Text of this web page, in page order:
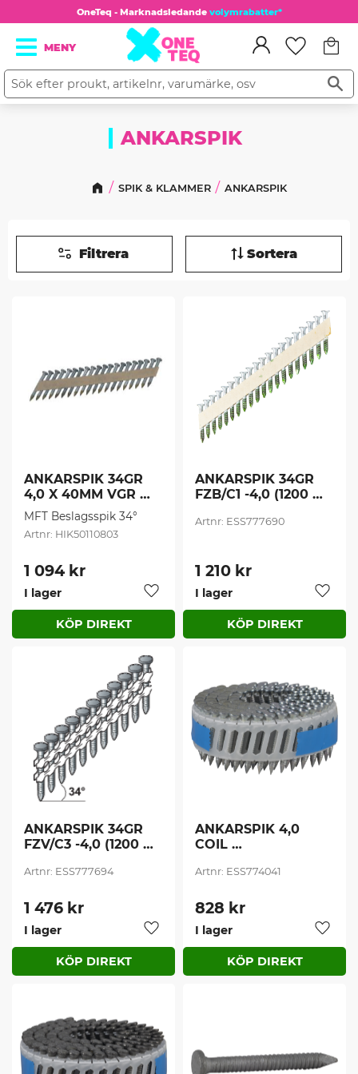
Meny
OneTeq - Marknadsledande volymrabatter*
ANKARSPIK
SPIK & KLAMMER ANKARSPIK
Filtrera Sortera
ANKARSPIK 34GR
4,0 X 40MM VGR
BANDAD (1000
st/frp)
MFT Beslagsspik 34°
HIK50110803
1 094 kr
Lägg till i favoriter
I lager
ANKARSPIK 34GR
FZB/C1 -4,0 (1200
ESS777690
1 210 kr
Lägg
I lager
ANKARSPIK 34GR
FZV/C3 -4,0 (1200
ESS777694
1 476 kr
Lägg till i favoriter
I lager
ANKARSPIK 4,0
COIL
15GRADER
st/frp)
ESS774041
828 kr
Lägg
I lager